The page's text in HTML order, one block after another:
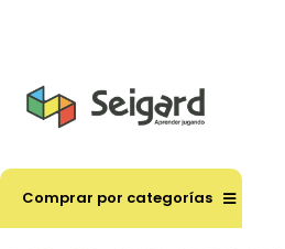
Comprar por categorías